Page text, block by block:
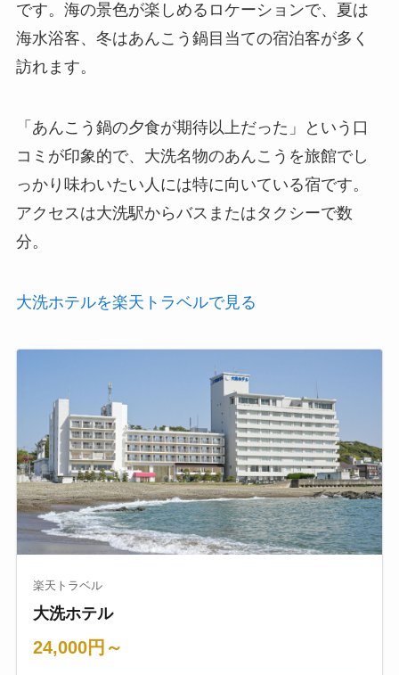
です。海の景色が楽しめるロケーションで、夏は
海水浴客、冬はあんこう鍋目当ての宿泊客が多く
訪れます。
「あんこう鍋の夕食が期待以上だった」という口
コミが印象的で、大洗名物のあんこうを旅館でし
っかり味わいたい人には特に向いている宿です。
アクセスは大洗駅からバスまたはタクシーで数
分。
大洗ホテルを楽天トラベルで見る
楽天トラベル
大洗ホテル
24,000円～